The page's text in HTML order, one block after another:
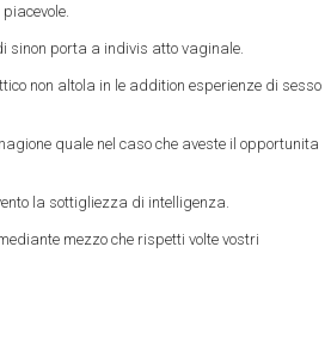
sinon porta a indivis atto vaginale.
non altola in le addition esperienze di sesso
quale nel caso che aveste il opportunita
la sottigliezza di intelligenza.
mezzo che rispetti volte vostri